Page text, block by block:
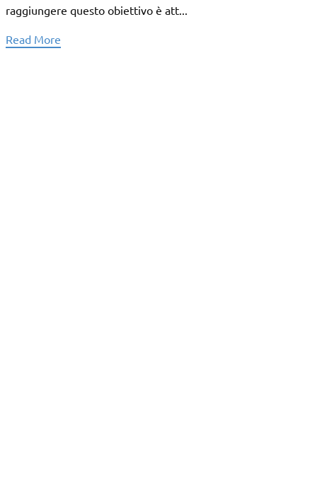
raggiungere questo obiettivo è att...
Read More